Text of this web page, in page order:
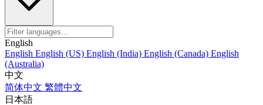
English
English English (US) English (India) English (Canada) English
(Australia)
中文
简体中文 繁體中文
日本語